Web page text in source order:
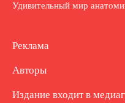
Удивительный мир
Реклама
Авторы
Издание входит в